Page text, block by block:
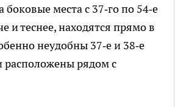
места с 37‑го по 54‑е
и теснее, находятся прямо в
неудобны 37‑е и 38‑е
рядом с